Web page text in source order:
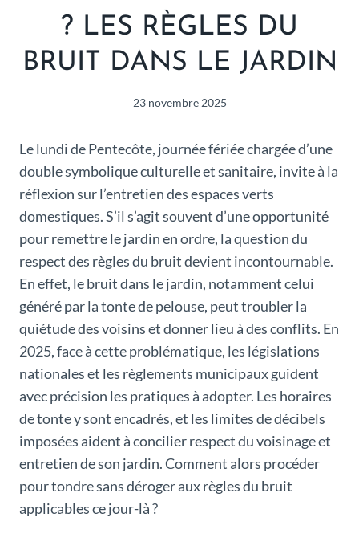
? LES RÈGLES DU
BRUIT DANS LE JARDIN
23 novembre 2025
Le lundi de Pentecôte, journée fériée chargée d’une
double symbolique culturelle et sanitaire, invite à la
réflexion sur l’entretien des espaces verts
domestiques. S’il s’agit souvent d’une opportunité
pour remettre le jardin en ordre, la question du
respect des règles du bruit devient incontournable.
En effet, le bruit dans le jardin, notamment celui
généré par la tonte de pelouse, peut troubler la
quiétude des voisins et donner lieu à des conflits. En
2025, face à cette problématique, les législations
nationales et les règlements municipaux guident
avec précision les pratiques à adopter. Les horaires
de tonte y sont encadrés, et les limites de décibels
imposées aident à concilier respect du voisinage et
entretien de son jardin. Comment alors procéder
pour tondre sans déroger aux règles du bruit
applicables ce jour-là ?